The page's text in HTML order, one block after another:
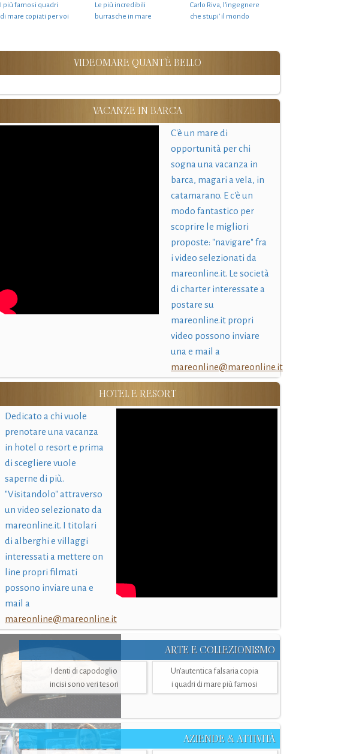
I più famosi quadri
di mare copiati per voi
Le più incredibili
burrasche in mare
Carlo Riva, l’ingegnere
che stupi' il mondo
VIDEOMARE QUANT'È BELLO
VACANZE IN BARCA
C'è un mare di
opportunità per chi
sogna una vacanza in
barca, magari a vela, in
catamarano. E c'è un
modo fantastico per
scoprire le migliori
proposte: "navigare" fra
i video selezionati da
mareonline.it. Le società
di charter interessate a
postare su
mareonline.it propri
video possono inviare
una e mail a
mareonline@mareonline.it
HOTEL E RESORT
Dedicato a chi vuole
prenotare una vacanza
in hotel o resort e prima
di scegliere vuole
saperne di più.
"Visitandolo" attraverso
un video selezionato da
mareonline.it. I titolari
di alberghi e villaggi
interessati a mettere on
line propri filmati
possono inviare una e
mail a
mareonline@mareonline.it
ARTE E COLLEZIONISMO
I denti di capodoglio
incisi sono veri tesori
Un’autentica falsaria copia
i quadri di mare più famosi
AZIENDE & ATTIVITÀ